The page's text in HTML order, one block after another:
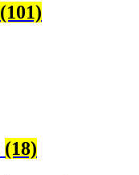
(101)
(18)